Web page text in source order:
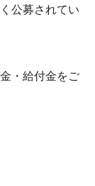
公募されてい
・給付金をご